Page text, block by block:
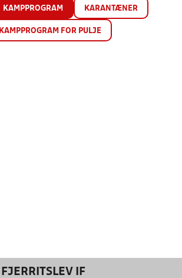
KAMPPROGRAM KARANTÆNER
KAMPPROGRAM FOR PULJE
FJERRITSLEV IF